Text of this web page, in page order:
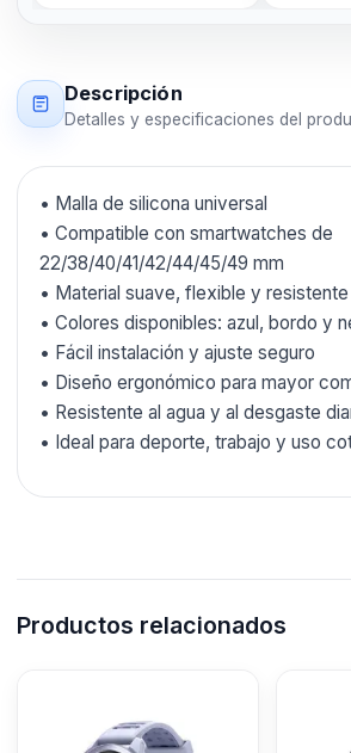
Descripción
Detalles y especificaciones del
• Malla de silicona universal
• Compatible con smartwatches de
22/38/40/41/42/44/45/49 mm
• Material suave, flexible y
• Colores disponibles: azul, bordo y
• Fácil instalación y ajuste seguro
• Diseño ergonómico para mayor
• Resistente al agua y al desgaste
• Ideal para deporte, trabajo y uso
Productos relacionados